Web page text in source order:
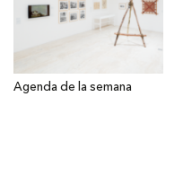
Agenda de la semana